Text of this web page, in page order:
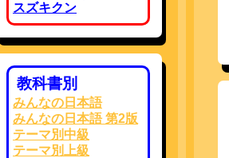
スズキクン
教科書別
みんなの日本語
みんなの日本語 第2版
テーマ別中級
テーマ別上級